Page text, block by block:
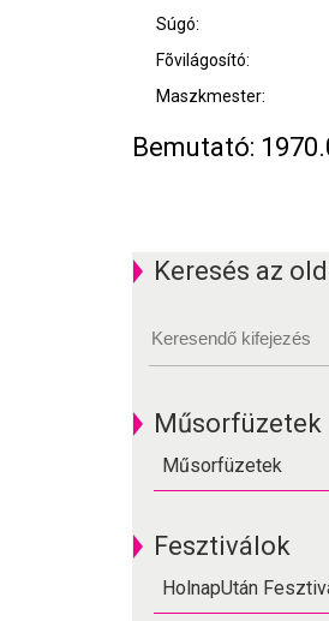
Súgó:
Fõvilágosító:
Maszkmester:
Bemutató:
Keresés az
Műsorfüzetek
Műsorfüzetek
Fesztiválok
HolnapUtán